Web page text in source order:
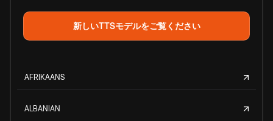
新しいTTSモデルをご覧ください
AFRIKAANS
ALBANIAN